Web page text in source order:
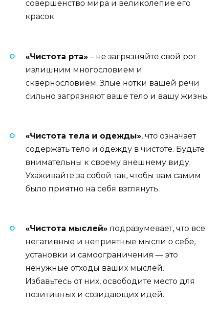
совершенство мира и великолепие его
красок.
«Чистота рта» – не загрязняйте свой рот
излишним многословием и
сквернословием. Злые нотки вашей речи
сильно загрязняют ваше тело и вашу жизнь.
«Чистота тела и одежды», что означает
содержать тело и одежду в чистоте. Будьте
внимательны к своему внешнему виду.
Ухаживайте за собой так, чтобы вам самим
было приятно на себя взглянуть.
«Чистота мыслей» подразумевает, что все
негативные и неприятные мысли о себе,
установки и самоограничения — это
ненужные отходы ваших мыслей.
Избавьтесь от них, освободите место для
позитивных и созидающих идей.